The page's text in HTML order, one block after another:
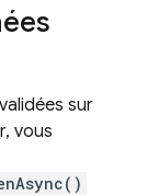
sur
vous